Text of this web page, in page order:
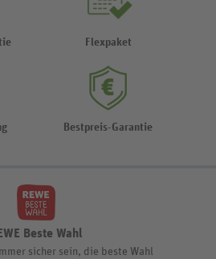
Flexpaket
Bestpreis-Garantie
Beste Wahl
sicher sein, die beste Wahl